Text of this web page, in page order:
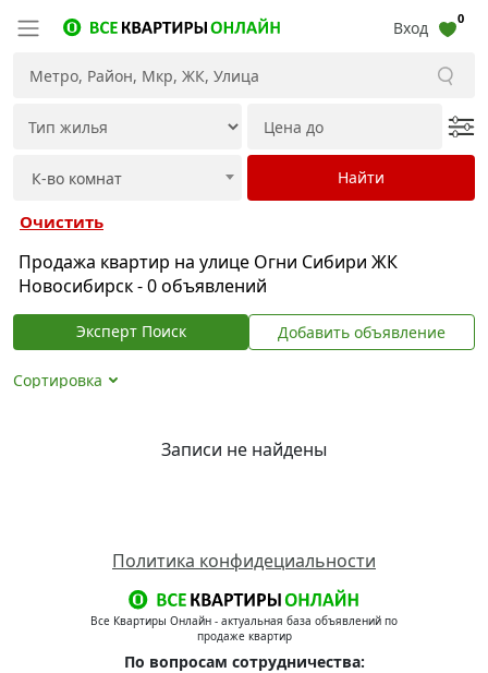
Вход 0
Очистить
Продажа квартир на улице Огни Сибири ЖК
Новосибирск - 0 объявлений
Эксперт Поиск Добавить объявление
Сортировка
Записи не найдены
Политика конфидециальности
Все Квартиры Онлайн - актуальная база объявлений по
продаже квартир
По вопросам сотрудничества: